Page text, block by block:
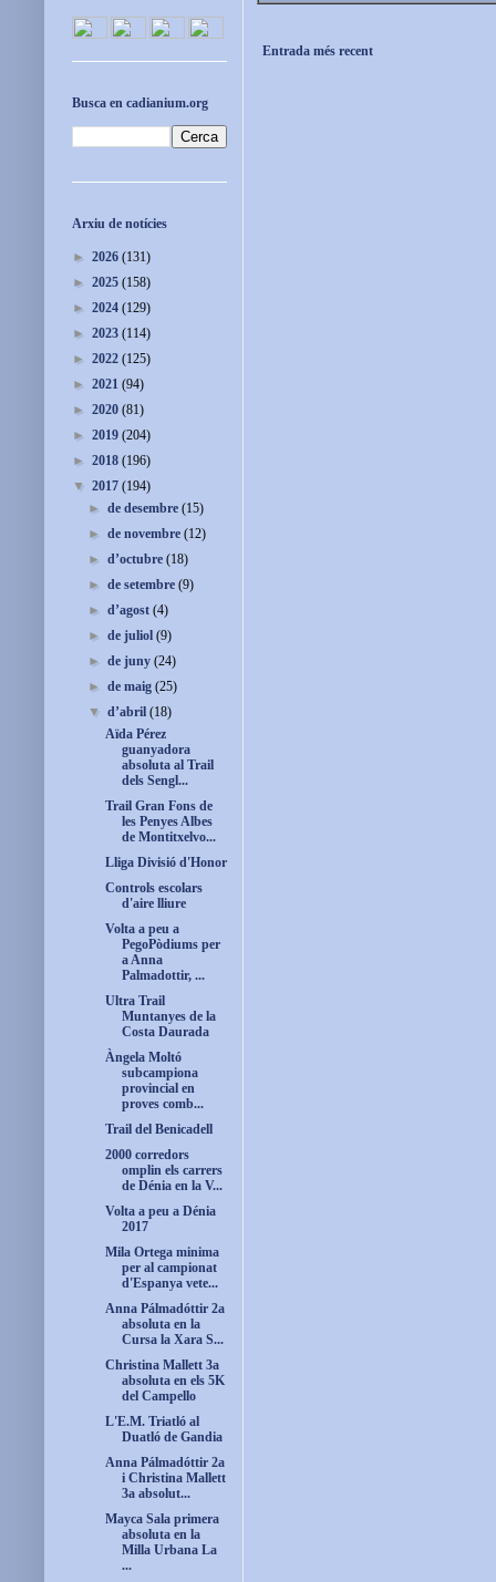
Entrada més recent
Busca en cadianium.org
Arxiu de notícies
► 2026 (131)
► 2025 (158)
► 2024 (129)
► 2023 (114)
► 2022 (125)
► 2021 (94)
► 2020 (81)
► 2019 (204)
► 2018 (196)
▼ 2017 (194)
►de desembre(15)
►de novembre(12)
►d’octubre(18)
►de setembre(9)
►d’agost(4)
►de juliol(9)
►de juny(24)
►de maig(25)
▼d’abril(18)
Aïda Pérez
guanyadora
absoluta al Trail
dels Sengl...
Trail Gran Fons de
les Penyes Albes
de Montitxelvo...
Lliga Divisió d'Honor
Controls escolars
d'aire lliure
Volta a peu a
PegoPòdiums per
a Anna
Palmadottir, ...
Ultra Trail
Muntanyes de la
Costa Daurada
Àngela Moltó
subcampiona
provincial en
proves comb...
Trail del Benicadell
2000 corredors
omplin els carrers
de Dénia en la V...
Volta a peu a Dénia
2017
Mila Ortega minima
per al campionat
d'Espanya vete...
Anna Pálmadóttir 2a
absoluta en la
Cursa la Xara S...
Christina Mallett 3a
absoluta en els 5K
del Campello
L'E.M. Triatló al
Duatló de Gandia
Anna Pálmadóttir 2a
i Christina Mallett
3a absolut...
Mayca Sala primera
absoluta en la
Milla Urbana La
...